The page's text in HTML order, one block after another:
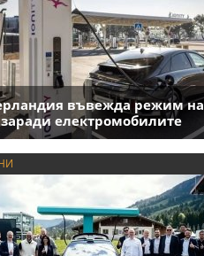
въвежда режим на
заради електромобилите